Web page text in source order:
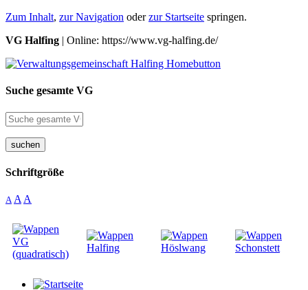
Zum Inhalt, zur Navigation oderzur Startseite springen.
VG Halfing | Online: https://www.vg-halfing.de/
Suche gesamte VG
suchen
Schriftgröße
A A A